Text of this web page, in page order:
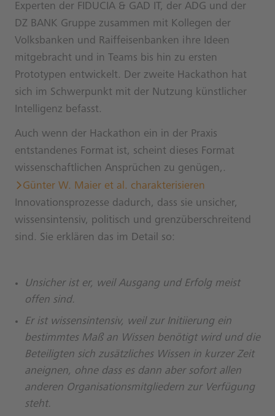
Experten der FIDUCIA & GAD IT, der ADG und der
DZ BANK Gruppe zusammen mit Kollegen der
Volksbanken und Raiffeisenbanken ihre Ideen
mitgebracht und in Teams bis hin zu ersten
Prototypen entwickelt. Der zweite Hackathon hat
sich im Schwerpunkt mit der Nutzung künstlicher
Intelligenz befasst.
Auch wenn der Hackathon ein in der Praxis
entstandenes Format ist, scheint dieses Format
wissenschaftlichen Ansprüchen zu genügen,.
Günter W. Maier et al. charakterisieren
Innovationsprozesse dadurch, dass sie unsicher,
wissensintensiv, politisch und grenzüberschreitend
sind. Sie erklären das im Detail so:
Unsicher ist er, weil Ausgang und Erfolg meist
offen sind.
Er ist wissensintensiv, weil zur Initiierung ein
bestimmtes Maß an Wissen benötigt wird und die
Beteiligten sich zusätzliches Wissen in kurzer Zeit
aneignen, ohne dass es dann aber sofort allen
anderen Organisationsmitgliedern zur Verfügung
steht.